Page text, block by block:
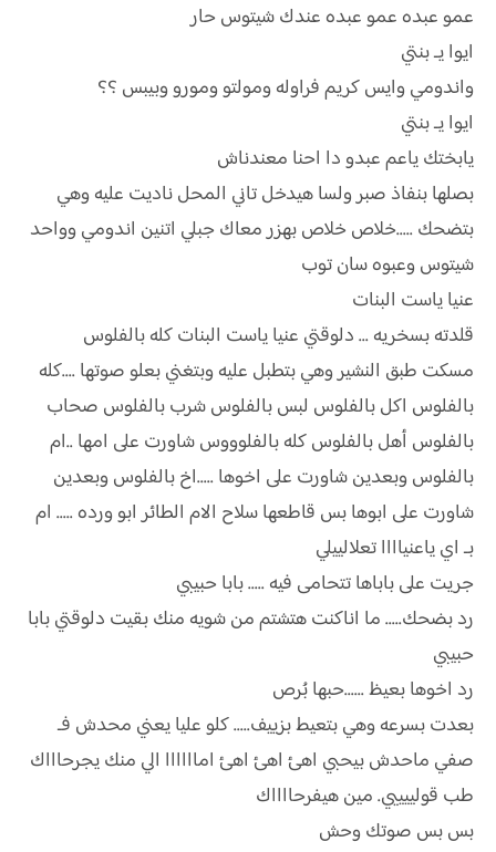
عمو عبده عمو عبده عندك شيتوس حار
ايوا يـ بنتي
واندومي وايس كريم فراوله ومولتو ومورو وبيبس ؟؟
ايوا يـ بنتي
يابختك ياعم عبدو دا احنا معندناش
بصلها بنفاذ صبر ولسا هيدخل تاني المحل ناديت عليه وهي
بتضحك .....خلاص خلاص بهزر معاك جبلي اتنين اندومي وواحد
شيتوس وعبوه سان توب
عنيا ياست البنات
قلدته بسخريه ... دلوقتي عنيا ياست البنات كله بالفلوس
مسكت طبق النشير وهي بتطبل عليه وبتغني بعلو صوتها ....كله
بالفلوس اكل بالفلوس لبس بالفلوس شرب بالفلوس صحاب
بالفلوس أهل بالفلوس كله بالفلوووس شاورت على امها ..ام
بالفلوس وبعدين شاورت على اخوها .....اخ بالفلوس وبعدين
شاورت على ابوها بس قاطعها سلاح الام الطائر ابو ورده ..... ام
بـ اي ياعنياااا تعلالييلي
جريت على باباها تتحامى فيه ..... بابا حبيبي
رد بضحك..... ما اناكنت هتشتم من شويه منك بقيت دلوقتي بابا
حبيبي
رد اخوها بعيظ ......حبها بُرص
بعدت بسرعه وهي بتعيط بزييف..... كلو عليا يعني محدش فـ
صفي ماحدش بيحبي اهئ اهئ اهئ اماااااا الي منك يجرحاااك
طب قولييييي. مين هيفرحااااك
بس بس صوتك وحش